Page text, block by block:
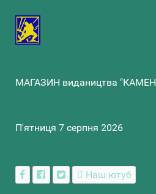
МАГАЗИН видаництва
П'ятниця 7 серпня 2026
Наш ютуб